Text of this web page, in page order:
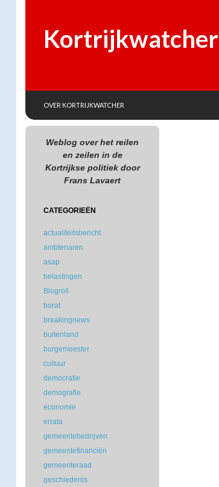
Kortrijkwatcher
OVER KORTRIJKWATCHER
Weblog over het reilen
en zeilen in de
Kortrijkse politiek door
Frans Lavaert
CATEGORIEËN
actualiteitsbericht
ambtenaren
asap
belastingen
Blogroll
borat
breakingnews
buitenland
burgemeester
cultuur
democratie
demografie
economie
errata
gemeentebedrijven
gemeentefinanciën
gemeenteraad
geschiedenis